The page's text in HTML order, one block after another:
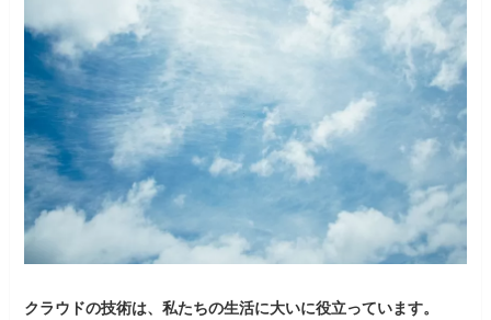
クラウドの技術は、私たちの生活に大いに役立っています。